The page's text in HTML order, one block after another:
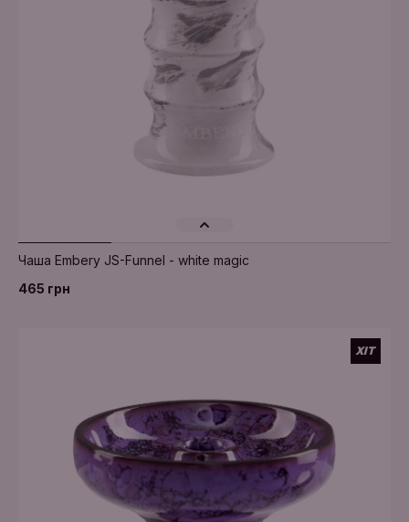
Додати в кошик
Чаша Embery JS-Funnel - white magic
465 грн
ХІТ